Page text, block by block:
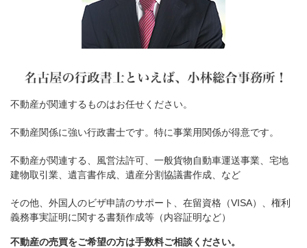
不動産が関連するものはお任せください。
不動産関係に強い行政書士です。特に事業用関係が得意です。
不動産が関連する、風営法許可、一般貨物自動車運送事業、宅地
建物取引業、遺言書作成、遺産分割協議書作成、など
その他、外国人のビザ申請のサポート、在留資格（VISA）、権利
義務事実証明に関する書類作成等（内容証明など）
不動産の売買をご希望の方は手数料ご相談ください。